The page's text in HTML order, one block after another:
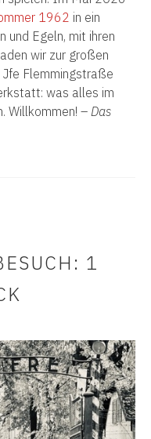
1962 in ein
und Egeln, mit ihren
wir zur großen
Jfe Flemmingstraße
was alles im
Willkommen! – Das
1